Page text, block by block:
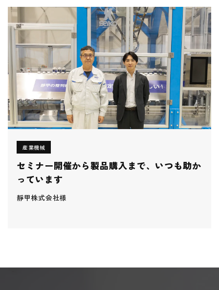
産業機械
セミナー開催から製品購入まで、いつも助か
っています
靜甲株式会社様